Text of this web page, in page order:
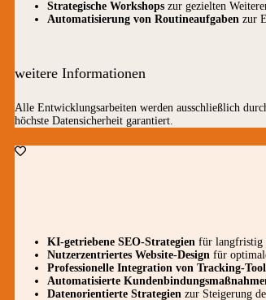
Strategische Workshops zur gezielten
Automatisierung von Routineaufgaben zur
weitere Informationen
Alle Entwicklungsarbeiten werden ausschließlich
höchste Datensicherheit garantiert.
KI-getriebene SEO-Strategien für langfristig
Nutzerzentriertes Website-Design für
Professionelle Integration von Tracking-
Automatisierte
Datenorientierte Strategien zur Steigerung